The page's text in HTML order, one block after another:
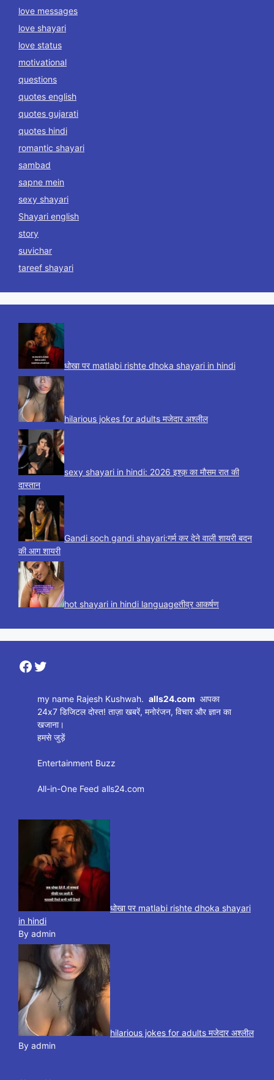
love messages
love shayari
love status
motivational
questions
quotes english
quotes gujarati
quotes hindi
romantic shayari
sambad
sapne mein
sexy shayari
Shayari english
story
suvichar
tareef shayari
धोखा पर matlabi rishte dhoka shayari in hindi
hilarious jokes for adults मजेदार अश्लील
sexy shayari in hindi: 2026 इश्क़ का मौसम रात की
दास्तान
Gandi soch gandi shayari:गर्म कर देने वाली शायरी बदन
की आग शायरी
hot shayari in hindi languageतीव्र आकर्षण
Facebook
Twitter
my name Rajesh Kushwah.alls24.com आपका
24x7 डिजिटल दोस्त! ताज़ा खबरें, मनोरंजन, विचार और ज्ञान का
खजाना।
हमसे जुड़ें
Entertainment Buzz
All-in-One Feed alls24.com
धोखा पर matlabi rishte dhoka shayari
in hindi
By admin
hilarious jokes for adults मजेदार अश्लील
By admin